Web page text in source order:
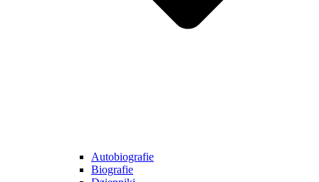
Autobiografie
Biografie